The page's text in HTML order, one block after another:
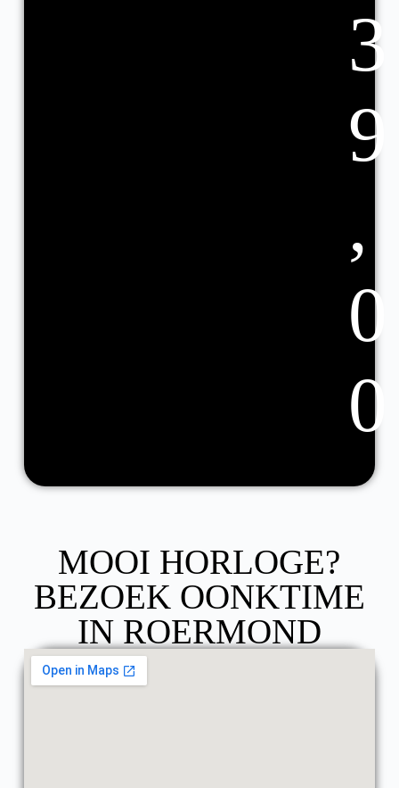
3
9
,
0
0
MOOI HORLOGE?
BEZOEK OONKTIME
IN ROERMOND